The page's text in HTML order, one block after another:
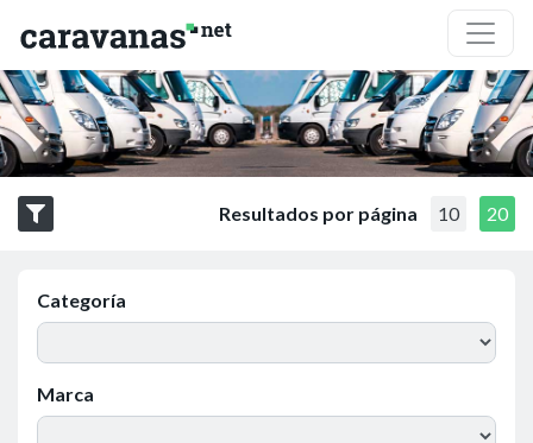
Resultados por página 10 20
Categoría
Marca